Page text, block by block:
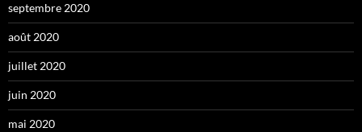
septembre 2020
août 2020
juillet 2020
juin 2020
mai 2020